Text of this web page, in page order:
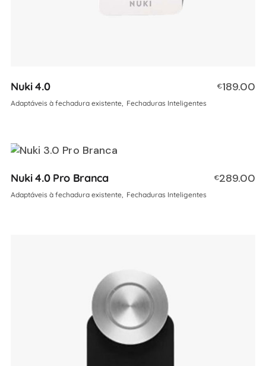
Nuki 4.0 €189.00
Adaptáveis à fechadura existente Fechaduras Inteligentes
Nuki 4.0 Pro Branca €289.00
Adaptáveis à fechadura existente Fechaduras Inteligentes